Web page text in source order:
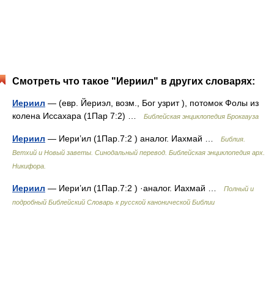
Смотреть что такое "Иериил" в других словарях:
Иериил — (евр. Йериэл, возм., Бог узрит ), потомок Фолы из
колена Иссахара (1Пар 7:2) …
Библейская энциклопедия Брокгауза
Иериил — Иери’ил (1Пар.7:2 ) аналог. Иахмай …
Библия.
Ветхий и Новый заветы. Синодальный перевод. Библейская энциклопедия арх.
Никифора.
Иериил — Иери’ил (1Пар.7:2 ) ·аналог. Иахмай …
Полный и
подробный Библейский Словарь к русской канонической Библии